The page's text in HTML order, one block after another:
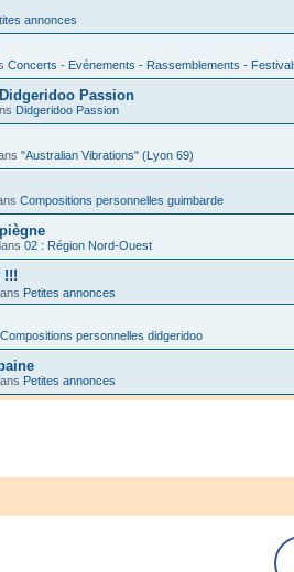
annonces
Concerts - Evénements - Rassemblements -
Passion
Didgeridoo Passion
"Australian Vibrations" (Lyon 69)
Compositions personnelles guimbarde
02 : Région Nord-Ouest
!!!
Petites annonces
Compositions personnelles didgeridoo
Petites annonces